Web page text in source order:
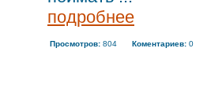
подробнее
Просмотров: 804 Коментариев: 0